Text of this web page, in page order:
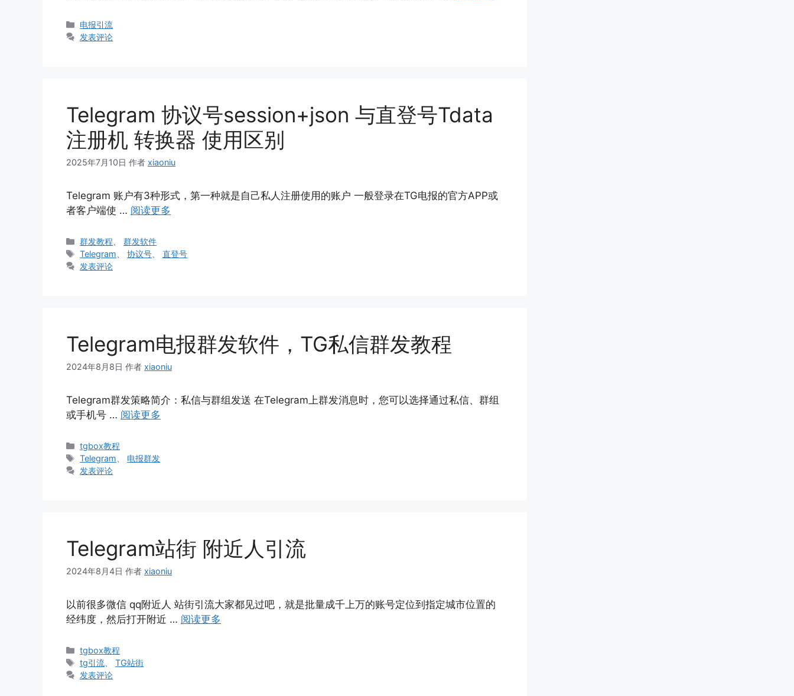
分
类
电报引流
发表评论
Telegram 协议号session+json 与直登号Tdata
注册机 转换器 使用区别
2025年7月10日 作者 xiaoniu
Telegram 账户有3种形式，第一种就是自己私人注册使用的账户 一般登录在TG电报的官方APP或
者客户端使 … 阅读更多
分
类
群发教程 、群发软件
标
签
Telegram 、协议号 、直登号
发表评论
Telegram电报群发软件，TG私信群发教程
2024年8月8日 作者 xiaoniu
Telegram群发策略简介：私信与群组发送 在Telegram上群发消息时，您可以选择通过私信、群组
或手机号 … 阅读更多
分
类
tgbox教程
标
签
Telegram
电报群发
发表评论
Telegram站街 附近人引流
2024年8月4日 作者 xiaoniu
以前很多微信 qq附近人 站街引流大家都见过吧，就是批量成千上万的账号定位到指定城市位置的
经纬度，然后打开附近 … 阅读更多
分
类
tgbox教程
标
签
tg引流 、TG站街
发表评论